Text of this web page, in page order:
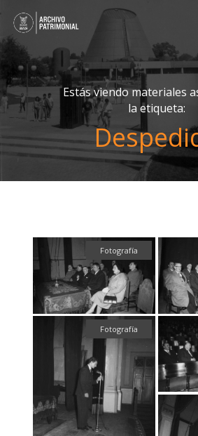
Estás viendo materiales
la etiqueta:
Fotografía
Fotografía